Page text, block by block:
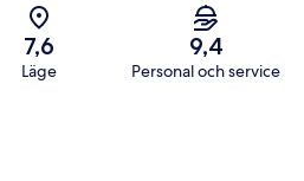
7,6
Läge
9,4
Personal och service